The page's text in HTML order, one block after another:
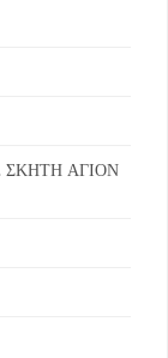
ΑΓΙΟΝ